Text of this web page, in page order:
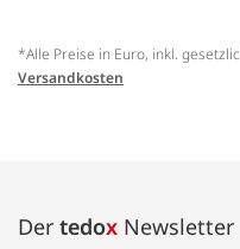
*Alle Preise in Euro, inkl.
Versandkosten
Der tedox Newsletter